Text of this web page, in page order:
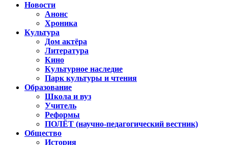
Новости
Анонс
Хроника
Культура
Дом актёра
Литература
Кино
Культурное наследие
Парк культуры и чтения
Образование
Школа и вуз
Учитель
Реформы
ПОЛЁТ (научно-педагогический вестник)
Общество
История